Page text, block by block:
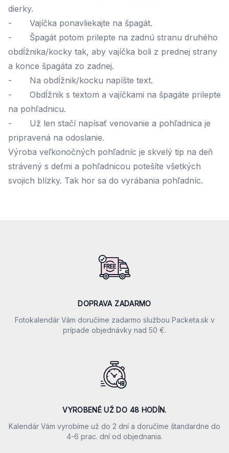
dierky.
- Vajíčka ponavliekajte na špagát.
- Špagát potom prilepte na zadnú stranu druhého
obdĺžnika/kocky tak, aby vajíčka boli z prednej strany
a konce špagáta zo zadnej.
- Na obdĺžnik/kocku napíšte text.
- Obdĺžnik s textom a vajíčkami na špagáte prilepte
na pohľadnicu.
- Už len stačí napísať venovanie a pohľadnica je
pripravená na odoslanie.
Výroba veľkonočných pohľadníc je skvelý tip na deň
strávený s deťmi a pohľadnicou potešíte všetkých
svojich blízky. Tak hor sa do vyrábania pohľadníc.
DOPRAVA ZADARMO
Fotokalendár Vám doručíme zadarmo službou Packeta.sk v
prípade objednávky nad 50 €.
VYROBENÉ UŽ DO 48 HODÍN.
Kalendár Vám vyrobíme už do 2 dní a doručíme štandardne do
4-6 prac. dní od objednania.